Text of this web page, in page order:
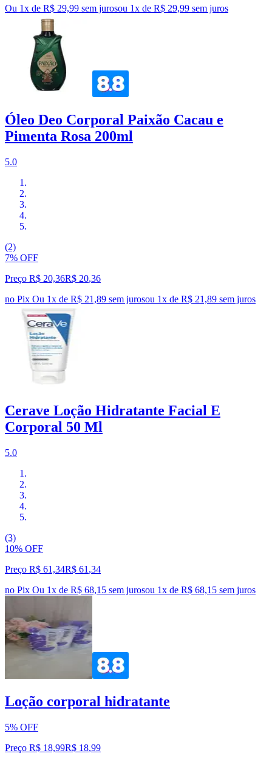
Ou 1x de R$ 29,99 sem jurosou 1x de R$ 29,99 sem juros
Óleo Deo Corporal Paixão Cacau e
Pimenta Rosa 200ml
5.0
(2)
7% OFF
Preço R$ 20,36R$ 20,36
no Pix Ou 1x de R$ 21,89 sem jurosou 1x de R$ 21,89 sem juros
Cerave Loção Hidratante Facial E
Corporal 50 Ml
5.0
(3)
10% OFF
Preço R$ 61,34R$ 61 ,34
no Pix Ou 1x de R$ 68,15 sem jurosou 1x de R$ 68,15 sem juros
Loção corporal hidratante
5% OFF
Preço R$ 18,99R$ 18,99